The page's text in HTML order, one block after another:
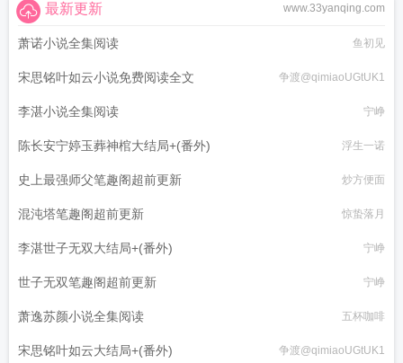
www.33yanqing.com
最新更新
萧诺小说全集阅读 鱼初见
宋思铭叶如云小说免费阅读全文 争渡@qimiaoUGtUK1
李湛小说全集阅读 宁峥
陈长安宁婷玉葬神棺大结局+(番外) 浮生一诺
史上最强师父笔趣阁超前更新 炒方便面
混沌塔笔趣阁超前更新 惊蛰落月
李湛世子无双大结局+(番外) 宁峥
世子无双笔趣阁超前更新 宁峥
萧逸苏颜小说全集阅读 五杯咖啡
宋思铭叶如云大结局+(番外) 争渡@qimiaoUGtUK1